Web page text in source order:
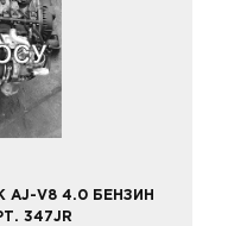
AJ-V8 4.0 БЕНЗИН
347JR